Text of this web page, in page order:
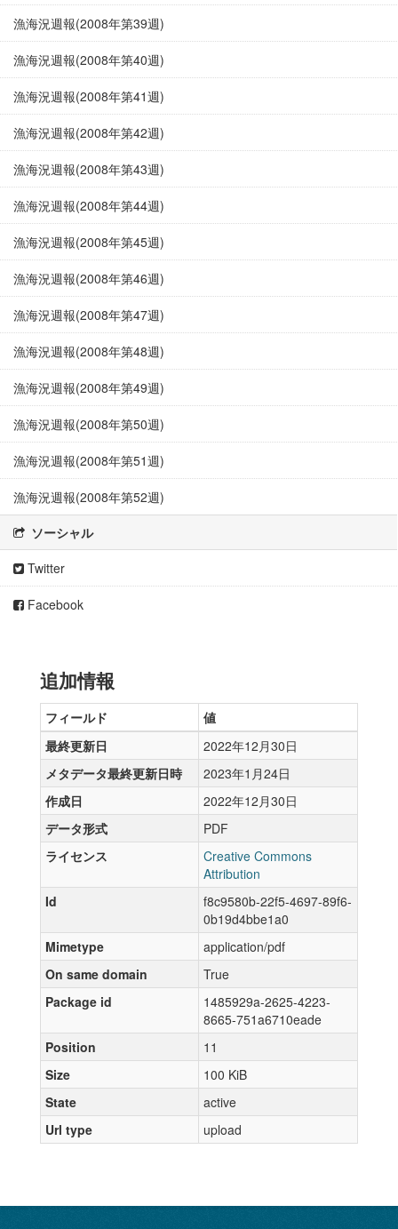
漁海況週報(2008年第39週)
漁海況週報(2008年第40週)
漁海況週報(2008年第41週)
漁海況週報(2008年第42週)
漁海況週報(2008年第43週)
漁海況週報(2008年第44週)
漁海況週報(2008年第45週)
漁海況週報(2008年第46週)
漁海況週報(2008年第47週)
漁海況週報(2008年第48週)
漁海況週報(2008年第49週)
漁海況週報(2008年第50週)
漁海況週報(2008年第51週)
漁海況週報(2008年第52週)
ソーシャル
Twitter
Facebook
追加情報
フィールド
値
最終更新日
2022年12月30日
メタデータ最終更新日時
2023年1月24日
作成日
2022年12月30日
データ形式
PDF
ライセンス
Creative Commons
Attribution
Id
f8c9580b-22f5-4697-89f6-
0b19d4bbe1a0
Mimetype
application/pdf
On same domain
True
Package id
1485929a-2625-4223-
8665-751a6710eade
Position
11
Size
100 KiB
State
active
Url type
upload